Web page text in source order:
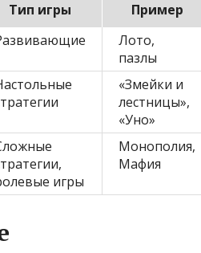
Тип игры
Пример
Лото,
пазлы
«Змейки и
лестницы»,
«Уно»
игры
Монополия,
Мафия